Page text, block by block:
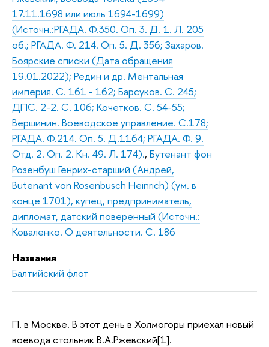
17.11.1698 или июль 1694-1699)
(Источн.:РГАДА. Ф.350. Оп. 3. Д. 1. Л. 205
об.; РГАДА. Ф. 214. Оп. 5. Д. 356; Захаров.
Боярские списки (Дата обращения
19.01.2022); Редин и др. Ментальная
империя. С. 161 - 162; Барсуков. С. 245;
ДПС. 2-2. С. 106; Кочетков. С. 54-55;
Вершинин. Воеводское управление. С.178;
РГАДА. Ф.214. Оп. 5. Д.1164; РГАДА. Ф. 9.
Отд. 2. Оп. 2. Кн. 49. Л. 174)., Бутенант фон
Розенбуш Генрих-старший (Андрей,
Butenant von Rosenbusch Нeinrich) (ум. в
конце 1701), купец, предприниматель,
дипломат, датский поверенный (Источн.:
Коваленко. О деятельности. С. 186
Названия
Балтийский флот
П. в Москве. В этот день в Холмогоры приехал новый
воевода стольник В.А.Ржевский[1].